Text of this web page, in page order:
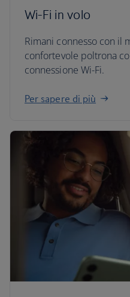
Wi-Fi in volo
Rimani connesso con il
confortevole poltrona
connessione Wi-Fi.
Per sapere di più